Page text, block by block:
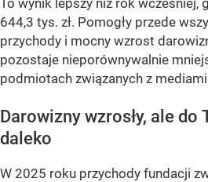
644,3 tys. zł. Pomogły przede
przychody i mocny wzrost
pozostaje nieporównywalnie
podmiotach związanych z
Darowizny wzrosły, ale do
daleko
W 2025 roku przychody fundacji